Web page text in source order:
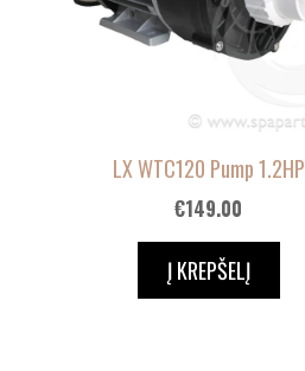
LX WTC120 Pump 1.2HP
€149.00
Į KREPŠELĮ